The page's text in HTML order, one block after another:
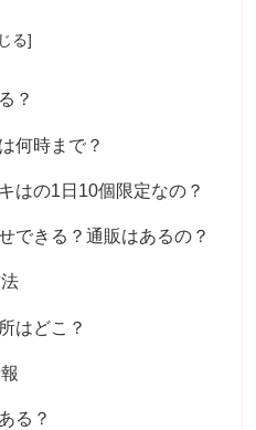
？
何時まで？
はの1日10個限定なの？
できる？通販はあるの？
はどこ？
る？